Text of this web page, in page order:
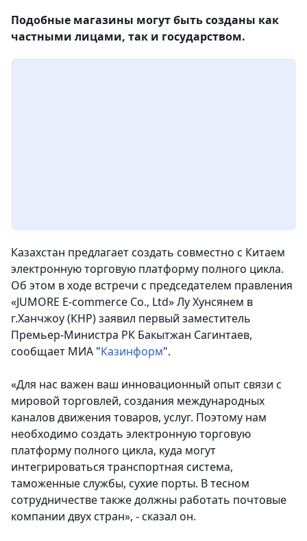
Подобные магазины могут быть созданы как
частными лицами, так и государством.
Казахстан предлагает создать совместно с Китаем
электронную торговую платформу полного цикла.
Об этом в ходе встречи с председателем правления
«JUMORE E-commerce Co., Ltd» Лу Хунсянем в
г.Ханчжоу (КНР) заявил первый заместитель
Премьер-Министра РК Бакытжан Сагинтаев,
сообщает МИА "Казинформ".
«Для нас важен ваш инновационный опыт связи с
мировой торговлей, создания международных
каналов движения товаров, услуг. Поэтому нам
необходимо создать электронную торговую
платформу полного цикла, куда могут
интегрироваться транспортная система,
таможенные службы, сухие порты. В тесном
сотрудничестве также должны работать почтовые
компании двух стран», - сказал он.